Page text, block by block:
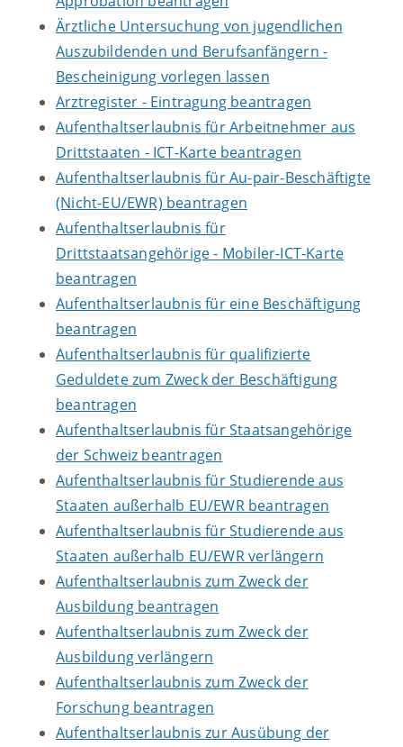
Ärztliche Untersuchung von jugendlichen
Auszubildenden und Berufsanfängern -
Bescheinigung vorlegen lassen
Arztregister - Eintragung beantragen
Aufenthaltserlaubnis für Arbeitnehmer aus
Drittstaaten - ICT-Karte beantragen
Aufenthaltserlaubnis für Au-pair-Beschäftigte
(Nicht-EU/EWR) beantragen
Aufenthaltserlaubnis für
Drittstaatsangehörige - Mobiler-ICT-Karte
beantragen
Aufenthaltserlaubnis für eine Beschäftigung
beantragen
Aufenthaltserlaubnis für qualifizierte
Geduldete zum Zweck der Beschäftigung
beantragen
Aufenthaltserlaubnis für Staatsangehörige
der Schweiz beantragen
Aufenthaltserlaubnis für Studierende aus
Staaten außerhalb EU/EWR beantragen
Aufenthaltserlaubnis für Studierende aus
Staaten außerhalb EU/EWR verlängern
Aufenthaltserlaubnis zum Zweck der
Ausbildung beantragen
Aufenthaltserlaubnis zum Zweck der
Ausbildung verlängern
Aufenthaltserlaubnis zum Zweck der
Forschung beantragen
Aufenthaltserlaubnis zur Ausübung der